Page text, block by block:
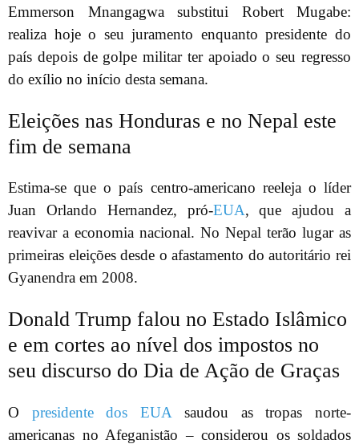
Emmerson Mnangagwa substitui Robert Mugabe:
realiza hoje o seu juramento enquanto presidente do
país depois de golpe militar ter apoiado o seu regresso
do exílio no início desta semana.
Eleições nas Honduras e no Nepal este
fim de semana
Estima-se que o país centro-americano reeleja o líder
Juan Orlando Hernandez, pró-EUA, que ajudou a
reavivar a economia nacional. No Nepal terão lugar as
primeiras eleições desde o afastamento do autoritário rei
Gyanendra em 2008.
Donald Trump falou no Estado Islâmico
e em cortes ao nível dos impostos no
seu discurso do Dia de Ação de Graças
O presidente dos EUA saudou as tropas norte-
americanas no Afeganistão – considerou os soldados